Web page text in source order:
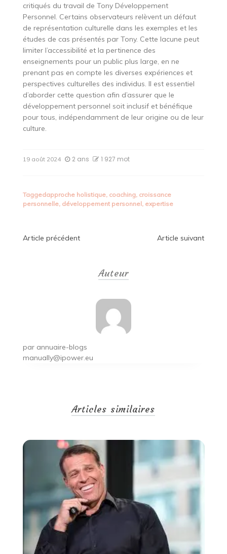
critiqués du travail de Tony Développement
Personnel. Certains observateurs relèvent un défaut
de représentation culturelle dans les exemples et les
études de cas présentés par Tony. Cette lacune peut
limiter l’accessibilité et la pertinence des
enseignements pour un public plus large, en ne
prenant pas en compte les diverses expériences et
perspectives culturelles des individus. Il est essentiel
d’aborder cette question afin d’assurer que le
développement personnel soit inclusif et bénéfique
pour tous, indépendamment de leur origine ou de leur
culture.
19 août 2024 2 ans 1 927 mot
Taggedapproche holistique, coaching, croissance
personnelle, développement personnel, expertise
Navigation
Article précédent Article suivant
Auteur
par annuaire-blogs
manually@ipower.eu
Articles similaires